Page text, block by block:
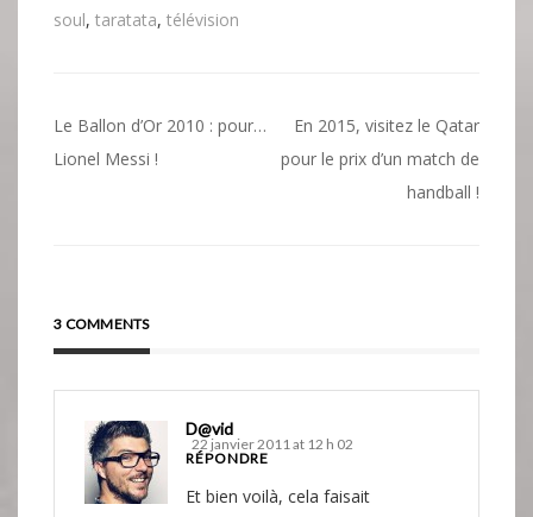
soul, taratata, télévision
Navigation
de
Le Ballon d’Or 2010 : pour…
Lionel Messi !
En 2015, visitez le Qatar
pour le prix d’un match de
handball !
3 COMMENTS
D@vid
22 janvier 2011 at 12 h 02
RÉPONDRE
Et bien voilà, cela faisait